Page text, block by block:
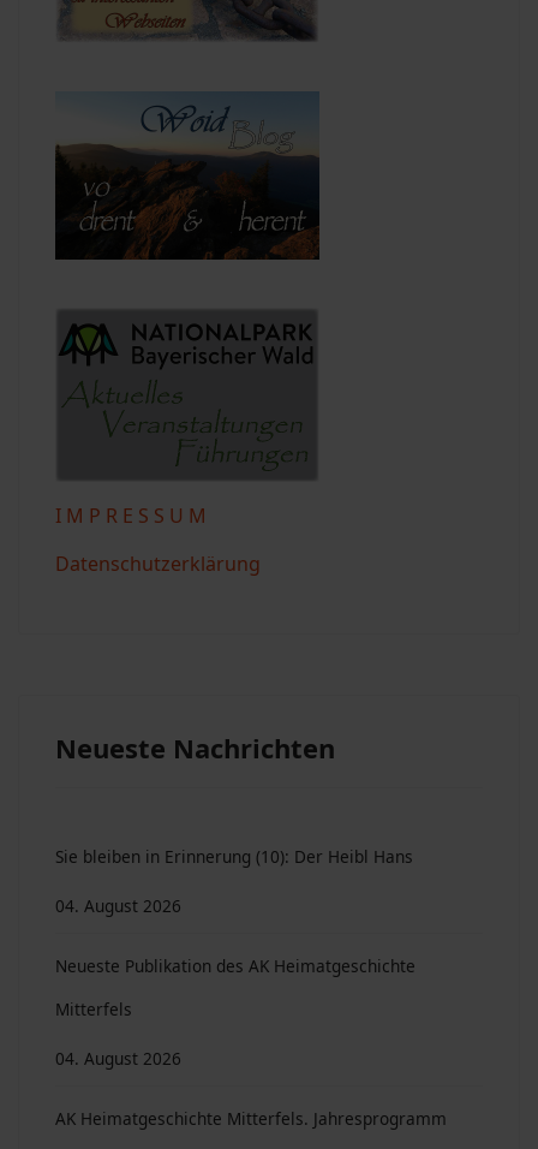
I M P R E S S U M
Datenschutzerklärung
Neueste Nachrichten
Sie bleiben in Erinnerung (10): Der Heibl Hans
04. August 2026
Neueste Publikation des AK Heimatgeschichte
Mitterfels
04. August 2026
AK Heimatgeschichte Mitterfels. Jahresprogramm